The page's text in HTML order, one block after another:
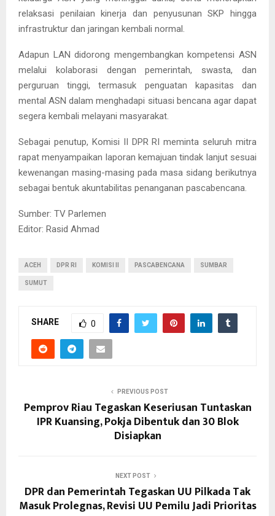
relaksasi penilaian kinerja dan penyusunan SKP hingga
infrastruktur dan jaringan kembali normal.
Adapun LAN didorong mengembangkan kompetensi ASN
melalui kolaborasi dengan pemerintah, swasta, dan
perguruan tinggi, termasuk penguatan kapasitas dan
mental ASN dalam menghadapi situasi bencana agar dapat
segera kembali melayani masyarakat.
Sebagai penutup, Komisi II DPR RI meminta seluruh mitra
rapat menyampaikan laporan kemajuan tindak lanjut sesuai
kewenangan masing-masing pada masa sidang berikutnya
sebagai bentuk akuntabilitas penanganan pascabencana.
Sumber: TV Parlemen
Editor: Rasid Ahmad
ACEH DPR RI KOMISI II PASCABENCANA SUMBAR
SUMUT
SHARE 0
PREVIOUS POST
Pemprov Riau Tegaskan Keseriusan Tuntaskan
IPR Kuansing, Pokja Dibentuk dan 30 Blok
Disiapkan
NEXT POST
DPR dan Pemerintah Tegaskan UU Pilkada Tak
Masuk Prolegnas, Revisi UU Pemilu Jadi Prioritas